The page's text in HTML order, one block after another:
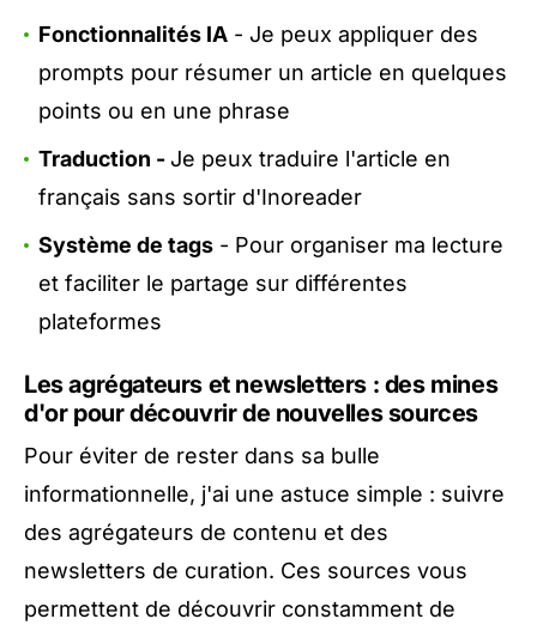
Fonctionnalités IA - Je peux appliquer des
prompts pour résumer un article en quelques
points ou en une phrase
Traduction -Je peux traduire l'article en
français sans sortir d'Inoreader
Système de tags - Pour organiser ma lecture
et faciliter le partage sur différentes
plateformes
Les agrégateurs et newsletters : des mines
d'or pour découvrir de nouvelles sources
Pour éviter de rester dans sa bulle
informationnelle, j'ai une astuce simple : suivre
des agrégateurs de contenu et des
newsletters de curation. Ces sources vous
permettent de découvrir constamment de